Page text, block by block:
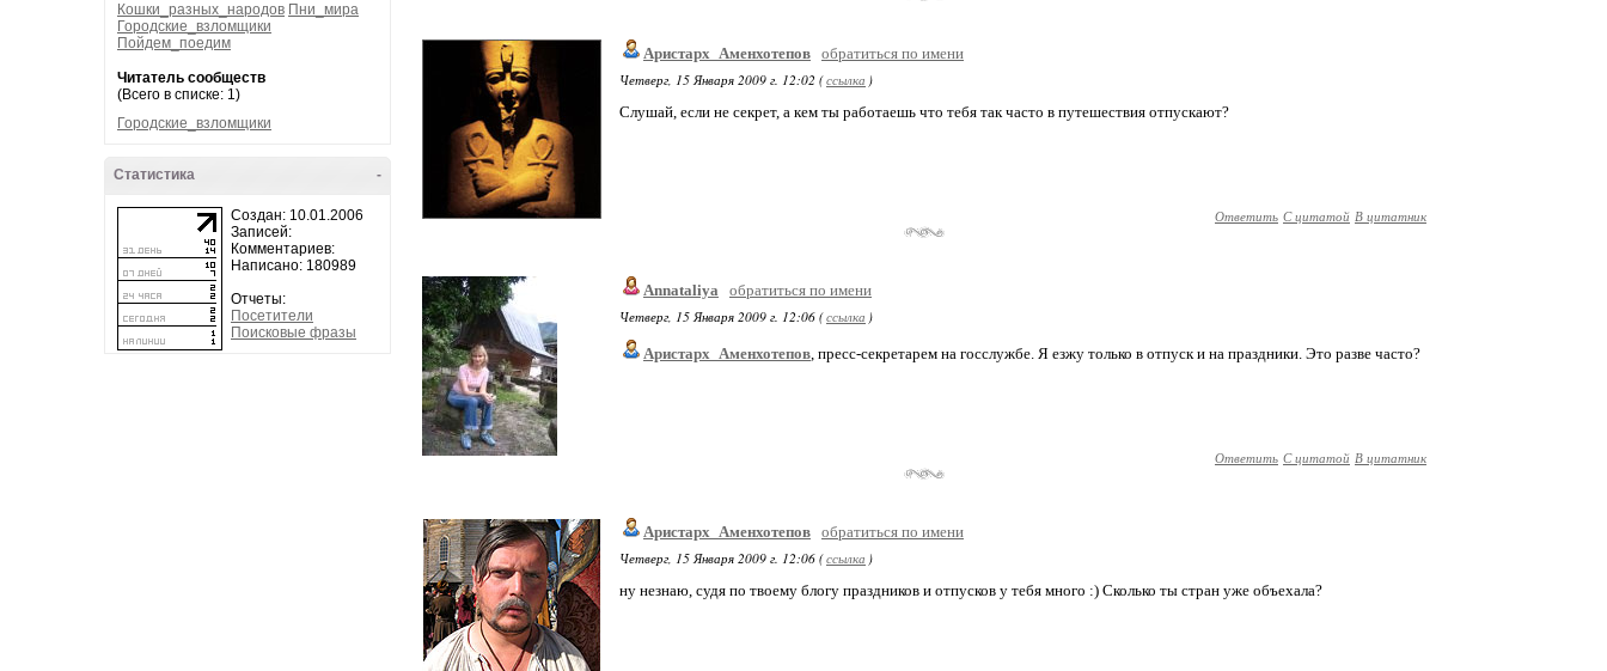
Кошки_разных_народов Пни_мира
Городские_взломщики
Пойдем_поедим
Читатель сообществ
(Всего в списке: 1)
Городские_взломщики
-
Статистика
Создан: 10.01.2006
Записей:
Комментариев:
Написано: 180989
Отчеты:
Посетители
Поисковые фразы
Аристарх_Аменхотепов обратиться по имени
Четверг, 15 Января 2009 г. 12:02 (ссылка )
Слушай, если не секрет, а кем ты работаешь что тебя так часто в путешествия отпускают?
Ответить С цитатой В цитатник
Annataliya
обратиться по имени
Четверг, 15 Января 2009 г. 12:06 (ссылка )
Аристарх_Аменхотепов, пресс-секретарем на госслужбе. Я езжу только в отпуск и на праздники. Это разве часто?
Ответить С цитатой В цитатник
Аристарх_Аменхотепов обратиться по имени
Четверг, 15 Января 2009 г. 12:06 (ссылка )
ну незнаю, судя по твоему блогу праздников и отпусков у тебя много :) Сколько ты стран уже объехала?